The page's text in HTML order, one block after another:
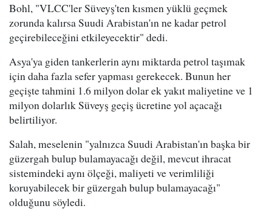
Bohl, "VLCC'ler Süveyş'ten kısmen yüklü geçmek
zorunda kalırsa Suudi Arabistan'ın ne kadar petrol
geçirebileceğini etkileyecektir" dedi.
Asya'ya giden tankerlerin aynı miktarda petrol taşımak
için daha fazla sefer yapması gerekecek. Bunun her
geçişte tahmini 1.6 milyon dolar ek yakıt maliyetine ve 1
milyon dolarlık Süveyş geçiş ücretine yol açacağı
belirtiliyor.
Salah, meselenin "yalnızca Suudi Arabistan'ın başka bir
güzergah bulup bulamayacağı değil, mevcut ihracat
sistemindeki aynı ölçeği, maliyeti ve verimliliği
koruyabilecek bir güzergah bulup bulamayacağı"
olduğunu söyledi.